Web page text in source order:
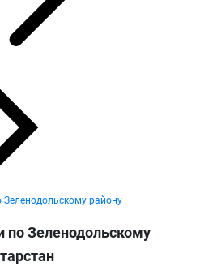
району
Зеленодольскому